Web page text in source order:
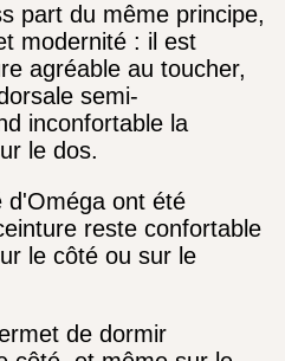
part du même principe,
modernité : il est
agréable au toucher,
semi-
inconfortable la
le dos.
d'Oméga ont été
reste confortable
le côté ou sur le
de dormir